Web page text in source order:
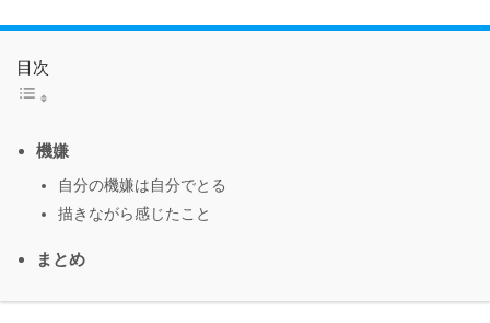
目次
機嫌
自分の機嫌は自分でとる
描きながら感じたこと
まとめ